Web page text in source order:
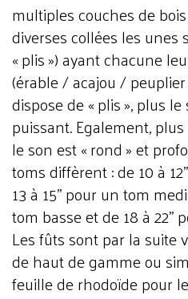
multiples couches de
diverses collées les unes
« plis ») ayant chacune
(érable / acajou /
dispose de « plis », plus
puissant. Egalement,
le son est « rond » et
toms diffèrent : de 10 à
13 à 15'' pour un tom
tom basse et de 18 à 22''
Les fûts sont par la suite
de haut de gamme ou
feuille de rhodoïde pour